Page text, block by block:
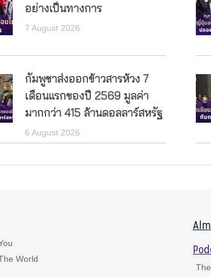
อย่างเป็นทางการ
7 August 2026
กัมพูชาส่งออกข้าวสารห้วง 7
เดือนแรกของปี 2569 มูลค่า
มากกว่า 415 ล้านดอลลาร์สหรัฐ
6 August 2026
World